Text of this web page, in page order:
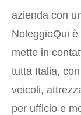
azienda con
NoleggioQui
mette in
tutta Italia,
veicoli,
per ufficio e